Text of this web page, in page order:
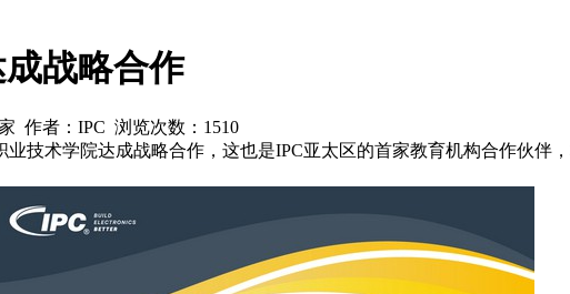
战略合作
作者：IPC 浏览次数： 1510
技术学院达成战略合作，这也是IPC亚太区的首家教育机构合作伙伴